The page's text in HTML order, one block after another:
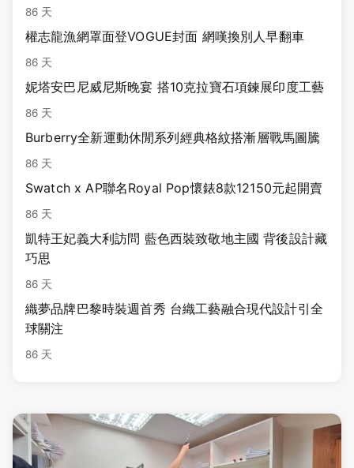
86 天
權志龍漁網罩面登VOGUE封面 網嘆換別人早翻車
86 天
妮塔安巴尼威尼斯晚宴 搭10克拉寶石項鍊展印度工藝
86 天
Burberry全新運動休閒系列經典格紋搭漸層戰馬圖騰
86 天
Swatch x AP聯名Royal Pop懷錶8款12150元起開賣
86 天
凱特王妃義大利訪問 藍色西裝致敬地主國 背後設計藏
巧思
86 天
織夢品牌巴黎時裝週首秀 台織工藝融合現代設計引全
球關注
86 天